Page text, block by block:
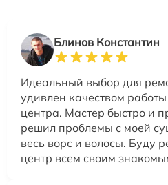
Блинов Константин
Идеальный выбор для
удивлен качеством работы
центра. Мастер быстро и
решил проблемы с моей
весь ворс и волосы. Буду
центр всем своим